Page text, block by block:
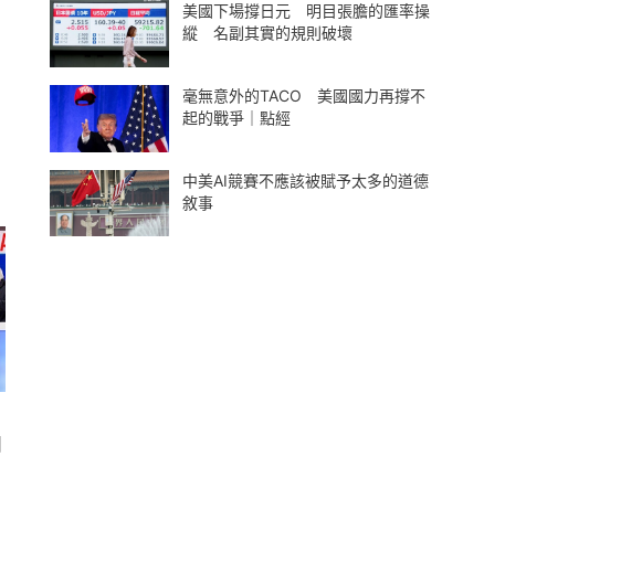
美國下場撐日元 明目張膽的匯率操
縱 名副其實的規則破壞
毫無意外的TACO 美國國力再撐不
起的戰爭｜點經
中美AI競賽不應該被賦予太多的道德
敘事